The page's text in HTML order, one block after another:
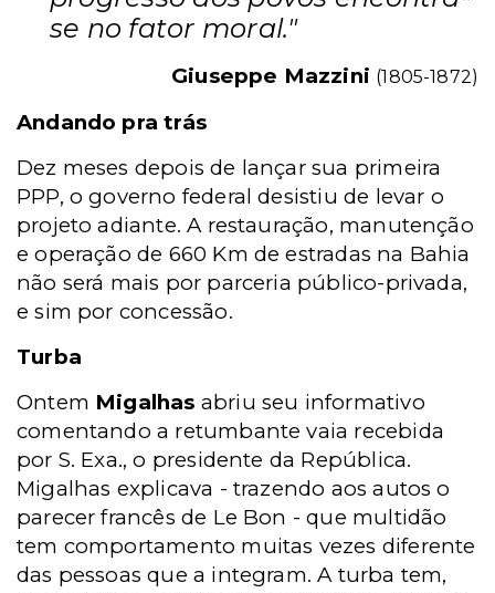
se no fator moral."
Giuseppe Mazzini (1805-1872)
Andando pra trás
Dez meses depois de lançar sua primeira
PPP, o governo federal desistiu de levar o
projeto adiante. A restauração, manutenção
e operação de 660 Km de estradas na Bahia
não será mais por parceria público-privada,
e sim por concessão.
Turba
Ontem Migalhas abriu seu informativo
comentando a retumbante vaia recebida
por S. Exa., o presidente da República.
Migalhas explicava - trazendo aos autos o
parecer francês de Le Bon - que multidão
tem comportamento muitas vezes diferente
das pessoas que a integram. A turba tem,